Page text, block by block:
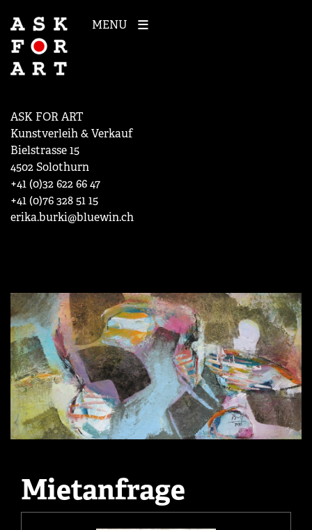
MENU
ASK FOR ART
Kunstverleih & Verkauf
Bielstrasse 15
4502 Solothurn
+41 (0)32 622 66 47
+41 (0)76 328 51 15
erika.burki@bluewin.ch
Mietanfrage